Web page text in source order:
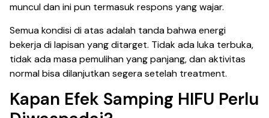
muncul dan ini pun termasuk respons yang wajar.
Semua kondisi di atas adalah tanda bahwa energi
bekerja di lapisan yang ditarget. Tidak ada luka terbuka,
tidak ada masa pemulihan yang panjang, dan aktivitas
normal bisa dilanjutkan segera setelah treatment.
Kapan Efek Samping HIFU Perlu